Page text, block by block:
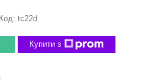
Код: tc22d
Купити з